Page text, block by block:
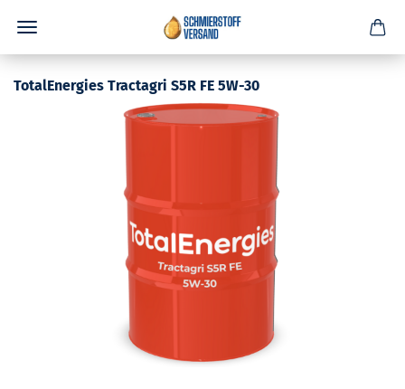
TotalEnergies Tractagri S5R FE 5W-30